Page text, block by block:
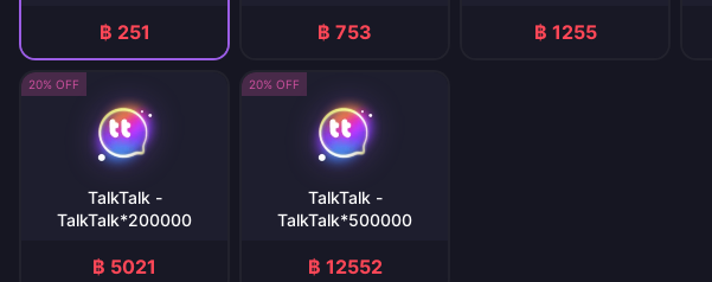
฿ 251 ฿ 753 ฿ 1255
20% OFF
TalkTalk -
TalkTalk*200000
฿ 5021
20% OFF
TalkTalk -
TalkTalk*500000
฿ 12552